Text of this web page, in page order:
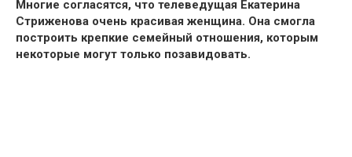
Многие согласятся, что телеведущая Екатерина
Стриженова очень красивая женщина. Она смогла
построить крепкие семейный отношения, которым
некоторые могут только позавидовать.